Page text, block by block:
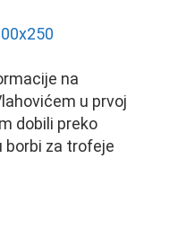
na
u prvoj
dobili preko
borbi za trofeje